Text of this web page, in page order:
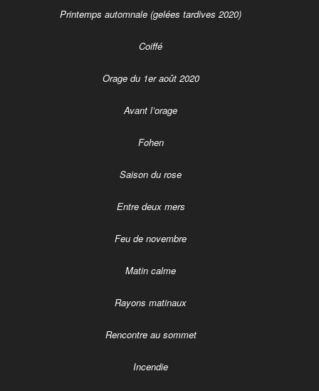
Printemps automnale (gelées tardives 2020)
Coiffé
Orage du 1er août 2020
Avant l’orage
Fohen
Saison du rose
Entre deux mers
Feu de novembre
Matin calme
Rayons matinaux
Rencontre au sommet
Incendie